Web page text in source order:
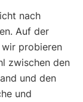
nach
Auf der
probieren
zwischen den
und den
und